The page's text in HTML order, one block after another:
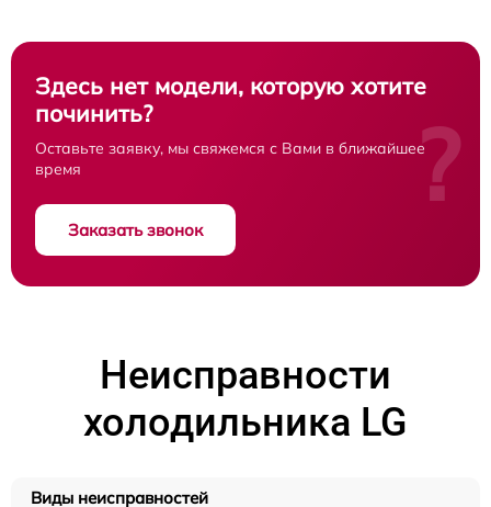
Здесь нет модели, которую хотите
починить?
Оставьте заявку, мы свяжемся с Вами в ближайшее
время
Заказать звонок
?
Неисправности
холодильника LG
Виды неисправностей